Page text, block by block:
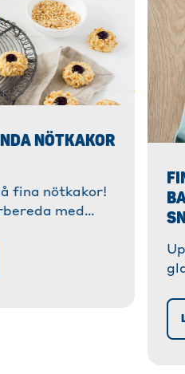
NÖTKAKOR
fina nötkakor!
med
att baka